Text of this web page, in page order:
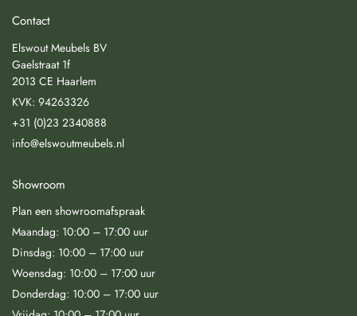
Contact
Elswout Meubels BV
Gaelstraat 1f
2013 CE Haarlem
KVK: 94263326
+31 (0)23 2340888
info@elswoutmeubels.nl
Showroom
Plan een showroomafspraak
Maandag: 10:00 – 17:00 uur
Dinsdag: 10:00 – 17:00 uur
Woensdag: 10:00 – 17:00 uur
Donderdag: 10:00 – 17:00 uur